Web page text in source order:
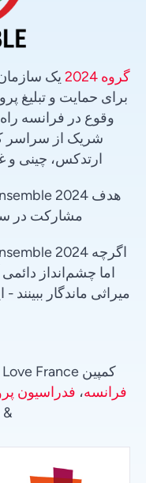
گروه 2024
برای حمایت و تبلیغ
شریک از سراسر
ارتدکس، چینی و
مشارکت در
اما چشم‌انداز
میراثی ماندگار
کمپین Love France در ارتباط با
فرانسه، فدراسیون
&